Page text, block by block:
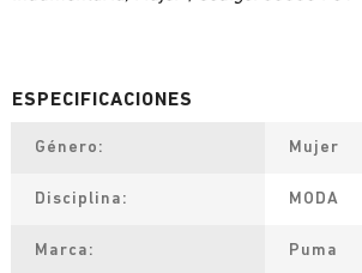
Género Mujer
Disciplina MODA
Marca Puma